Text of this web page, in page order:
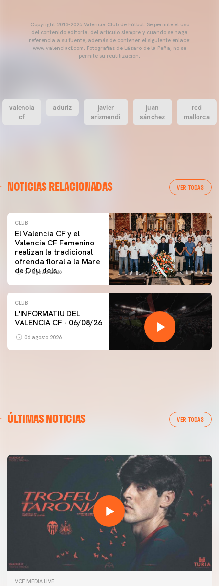
Copyright 2013-2025 Valencia Club de Fútbol. Se permite el uso
del contenido editorial del artículo siempre y cuando se haga
referencia a su fuente, además de contener el siguiente enlace:
www.valenciacf.com. Fotografías de Lázaro de la Peña, no se
permite su reutilización.
valencia
cf
aduriz
javier
arizmendi
juan
sánchez
rcd
mallorca
NOTICIAS RELACIONADAS VER TODAS
CLUB
El Valencia CF y el
Valencia CF Femenino
realizan la tradicional
ofrenda floral a la Mare
de Déu dels
07 agosto 2026
CLUB
L'INFORMATIU DEL
VALENCIA CF - 06/08/26
06 agosto 2026
ÚLTIMAS NOTICIAS VER TODAS
GALERÍA | VALENCIA CF - NEWCASTLE UNITED FC
54ª EDICIÓN TROFEU TARONJA
VCF MEDIA LIVE